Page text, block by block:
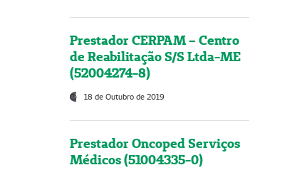
Prestador CERPAM – Centro
de Reabilitação S/S Ltda-ME
(52004274-8)
18 de Outubro de 2019
Prestador Oncoped Serviços
Médicos (51004335-0)